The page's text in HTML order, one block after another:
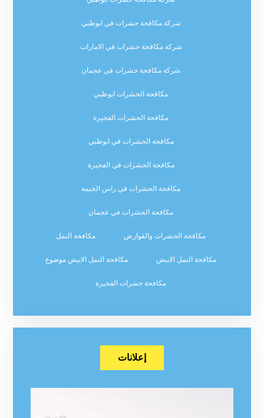
شركة مكافحة حشرات في ابوظبي
شركة مكافحة حشرات في الامارات
شركة مكافحة حشرات في عجمان
مكافحة الحشرات ابوظبي
مكافحة الحشرات الفجيرة
مكافحة الحشرات في ابوظبي
مكافحة الحشرات في الفجيرة
مكافحة الحشرات في راس الخيمة
مكافحة الحشرات في عجمان
مكافحة الحشرات والقوارض مكافحة النمل
مكافحة النمل الابيض مكافحة النمل الابيض موضوع
مكافحة حشرات الفجيرة
إعلانات